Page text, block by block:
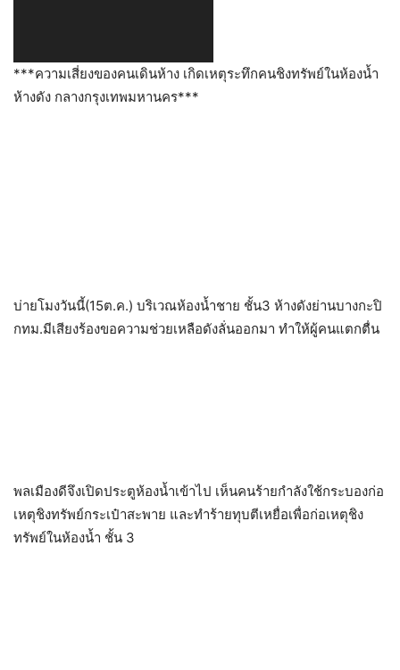
***ความเสี่ยงของคนเดินห้าง​ เกิดเหตุระทึก​คนชิงทรัพย์ในห้องน้ำ
ห้างดัง​ กลางกรุงเทพมหานคร​***
บ่ายโมงวันนี้(15ต.ค.) บริเวณห้องน้ำชาย​ ชั้น3 ห้างดังย่านบางกะปิ
กทม.มีเสียงร้องขอความช่วยเหลือดังลั่นออกมา​ ทำให้ผู้คนแตกตื่น​
พลเมืองดีจึงเปิดประตูห้องน้ำเข้าไป​ เห็นคนร้ายกำลังใช้กระบองก่อ
เหตุชิงทรัพย์​กระเป๋าสะพาย​ และทำร้ายทุบตีเหยื่อ​เพื่อก่อเหตุชิง
ทรัพย์ในห้องน้ำ ชั้น​ 3